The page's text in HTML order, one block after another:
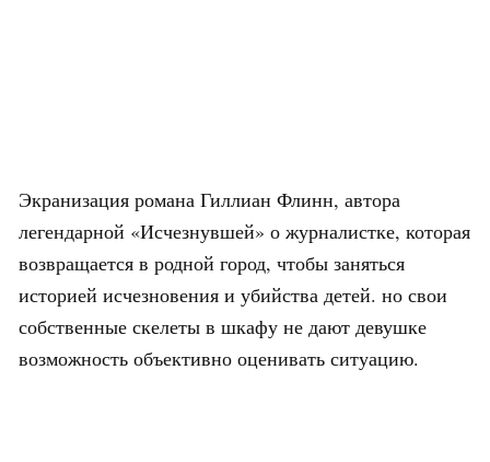
Экранизация романа Гиллиан Флинн, автора
легендарной «Исчезнувшей» о журналистке, которая
возвращается в родной город, чтобы заняться
историей исчезновения и убийства детей. но свои
собственные скелеты в шкафу не дают девушке
возможность объективно оценивать ситуацию.